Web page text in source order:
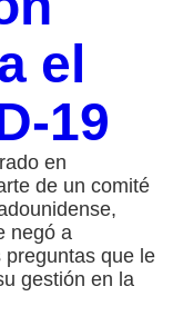
el
19
en
de un comité
negó a
preguntas que le
gestión en la